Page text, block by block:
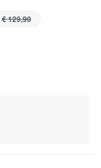
€ 129,90